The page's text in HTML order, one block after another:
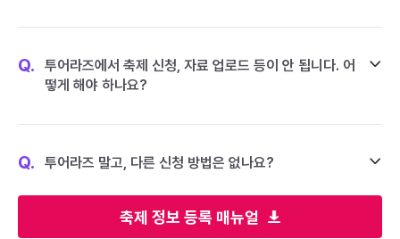
축제 정보 등록 매뉴얼
Q.
투어라즈에서 축제 신청, 자료 업로드 등이 안 됩니다. 어
떻게 해야 하나요?
Q. 투어라즈 말고, 다른 신청 방법은 없나요?